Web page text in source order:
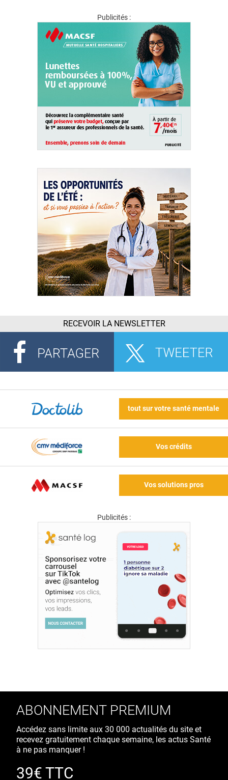
Publicités :
RECEVOIR LA NEWSLETTER
tout sur votre santé mentale
Vos crédits
Vos solutions pros
Publicités :
ABONNEMENT PREMIUM
Accédez sans limite aux 30 000 actualités du site et
recevez gratuitement chaque semaine, les actus Santé
à ne pas manquer !
39€ TTC